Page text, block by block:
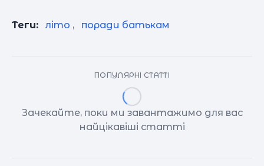
Теги: літо , поради батькам
ПОПУЛЯРНІ СТАТТІ
Зачекайте, поки ми завантажимо для вас
найцікавіші статті